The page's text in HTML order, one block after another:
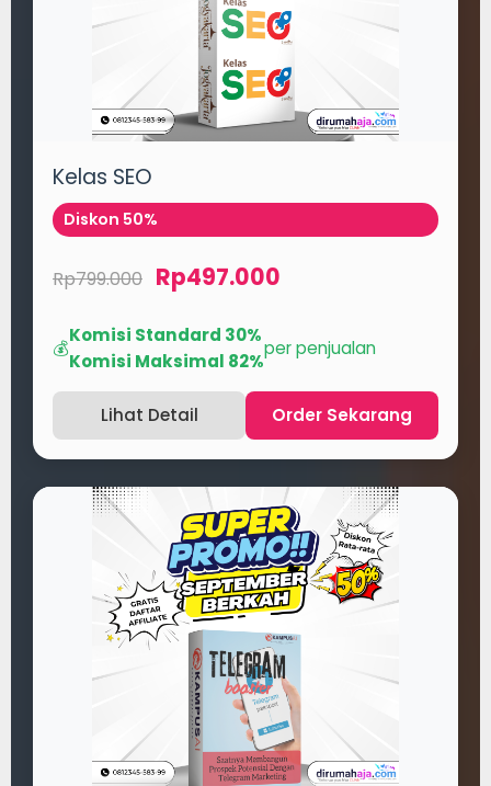
Kelas SEO
Diskon 50%
Rp799.000 Rp497.000
💰
Komisi Standard 30%
Komisi Maksimal 82%
per penjualan
Lihat Detail Order Sekarang